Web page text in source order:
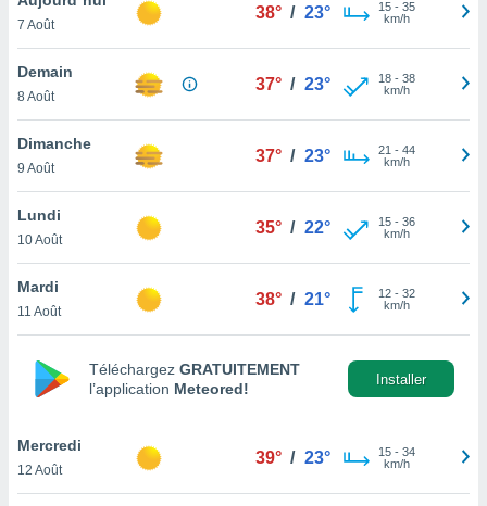
et
»,
au
vous
qu'ils
ou
le
ainsi
un
la
du
7 Août
38° / 23° 15- 35
km/h
Demain
8 Août
37° / 23° 18- 38
km/h
Dimanche
9 Août
37° / 23° 21 - 44
km/h
Lundi
10 Août
35° / 22° 15- 36
km/h
Mardi
11 Août
38° / 21° 12- 32
km/h
Téléchargez GRATUITEMENT
l’application Meteored!
Installer
Mercredi
12 Août
39° / 23° 15- 34
km/h